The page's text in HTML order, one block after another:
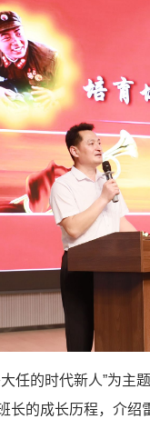
任的时代新人”为
长的成长历程，介